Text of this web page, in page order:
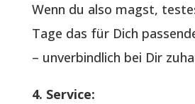
Wenn du also magst,
Tage das für Dich
– unverbindlich bei Dir
4. Service: